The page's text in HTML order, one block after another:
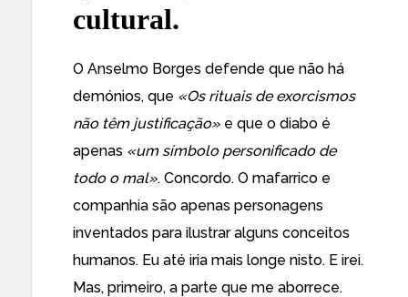
cultural.
O Anselmo Borges defende que não há
demónios, que «Os rituais de exorcismos
não têm justificação» e que o diabo é
apenas «um símbolo personificado de
todo o mal». Concordo. O mafarrico e
companhia são apenas personagens
inventados para ilustrar alguns conceitos
humanos. Eu até iria mais longe nisto. E irei.
Mas, primeiro, a parte que me aborrece.